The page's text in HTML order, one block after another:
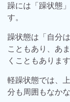
躁には「躁状態
す。
躁状態は「自分
こともあり、あ
くこともあります
軽躁状態では、
分も周囲もなか